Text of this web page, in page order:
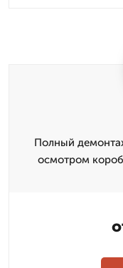
Полный
осмотром